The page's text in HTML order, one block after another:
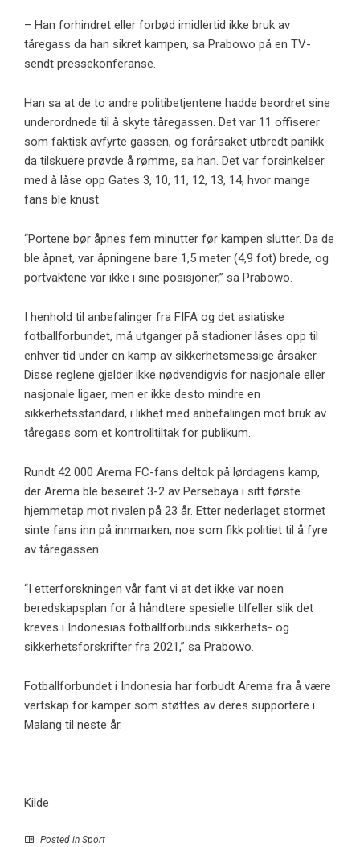
– Han forhindret eller forbød imidlertid ikke bruk av
tåregass da han sikret kampen, sa Prabowo på en TV-
sendt pressekonferanse.
Han sa at de to andre politibetjentene hadde beordret sine
underordnede til å skyte tåregassen. Det var 11 offiserer
som faktisk avfyrte gassen, og forårsaket utbredt panikk
da tilskuere prøvde å rømme, sa han. Det var forsinkelser
med å låse opp Gates 3, 10, 11, 12, 13, 14, hvor mange
fans ble knust.
“Portene bør åpnes fem minutter før kampen slutter. Da de
ble åpnet, var åpningene bare 1,5 meter (4,9 fot) brede, og
portvaktene var ikke i sine posisjoner,” sa Prabowo.
I henhold til anbefalinger fra FIFA og det asiatiske
fotballforbundet, må utganger på stadioner låses opp til
enhver tid under en kamp av sikkerhetsmessige årsaker.
Disse reglene gjelder ikke nødvendigvis for nasjonale eller
nasjonale ligaer, men er ikke desto mindre en
sikkerhetsstandard, i likhet med anbefalingen mot bruk av
tåregass som et kontrolltiltak for publikum.
Rundt 42 000 Arema FC-fans deltok på lørdagens kamp, ​​
der Arema ble beseiret 3-2 av Persebaya i sitt første
hjemmetap mot rivalen på 23 år. Etter nederlaget stormet
sinte fans inn på innmarken, noe som fikk politiet til å fyre
av tåregassen.
“I etterforskningen vår fant vi at det ikke var noen
beredskapsplan for å håndtere spesielle tilfeller slik det
kreves i Indonesias fotballforbunds sikkerhets- og
sikkerhetsforskrifter fra 2021,” sa Prabowo.
Fotballforbundet i Indonesia har forbudt Arema fra å være
vertskap for kamper som støttes av deres supportere i
Malang til neste år.
Kilde
Posted in Sport